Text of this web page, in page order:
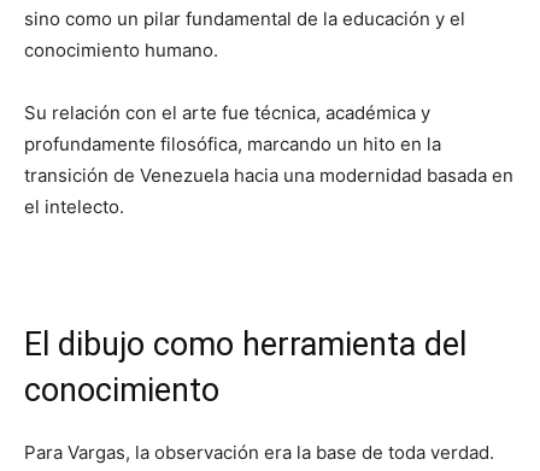
sino como un pilar fundamental de la educación y el
conocimiento humano.
Su relación con el arte fue técnica, académica y
profundamente filosófica, marcando un hito en la
transición de Venezuela hacia una modernidad basada en
el intelecto.
El dibujo como herramienta del
conocimiento
Para Vargas, la observación era la base de toda verdad.